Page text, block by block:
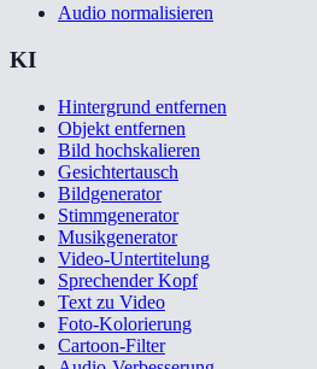
Audio normalisieren
KI
Hintergrund entfernen
Objekt entfernen
Bild hochskalieren
Gesichtertausch
Bildgenerator
Stimmgenerator
Musikgenerator
Video-Untertitelung
Sprechender Kopf
Text zu Video
Foto-Kolorierung
Cartoon-Filter